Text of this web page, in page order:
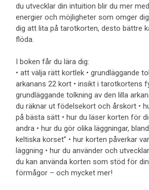
du utvecklar din intuition blir du mer
energier och möjligheter som omger
dig att lita på tarotkorten, desto bättre
flöda.
I boken får du lära dig:
• att välja rätt kortlek • grundläggande
arkanans 22 kort • insikt i tarotkortens
grundläggande tolkning av den lilla
du räknar ut födelsekort och årskort •
på bästa sätt • hur du läser korten för
andra • hur du gör olika läggningar,
keltiska korset” • hur korten påverkar
läggning • hur du använder och
du kan använda korten som stöd för
förmågor – och mycket mer!